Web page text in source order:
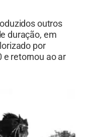
outros
duração, em
por
e retornou ao ar